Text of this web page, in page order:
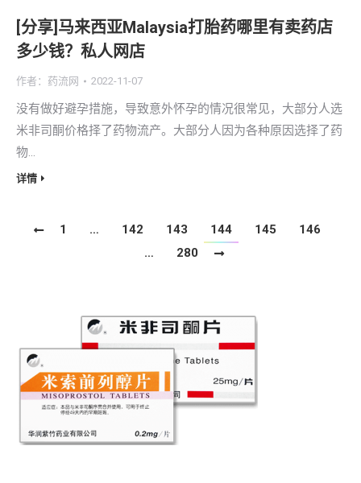
[分享]马来西亚Malaysia打胎药哪里有卖药店
多少钱？私人网店
作者： 药流网 2022-11-07
没有做好避孕措施，导致意外怀孕的情况很常见，大部分人选
米非司酮价格择了药物流产。大部分人因为各种原因选择了药
物…
详情
1 … 142 143 144 145
146
…
280